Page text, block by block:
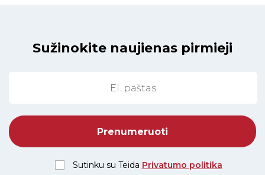
Sužinokite naujienas pirmieji
Sutinku su Teida Privatumo politika